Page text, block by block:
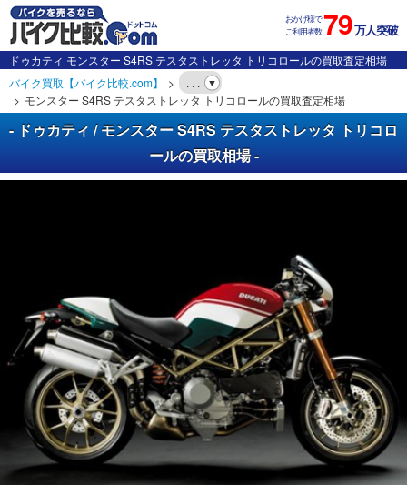
おかげ様で
ご利用者数79万人突破
ドゥカティ モンスター S4RS テスタストレッタ トリコロールの買取査定相場
バイク買取【バイク比較.com】
. . .
モンスター S4RS テスタストレッタ トリコロールの買取査定相場
- ドゥカティ / モンスター S4RS テスタストレッタ トリコロ
ールの買取相場 -